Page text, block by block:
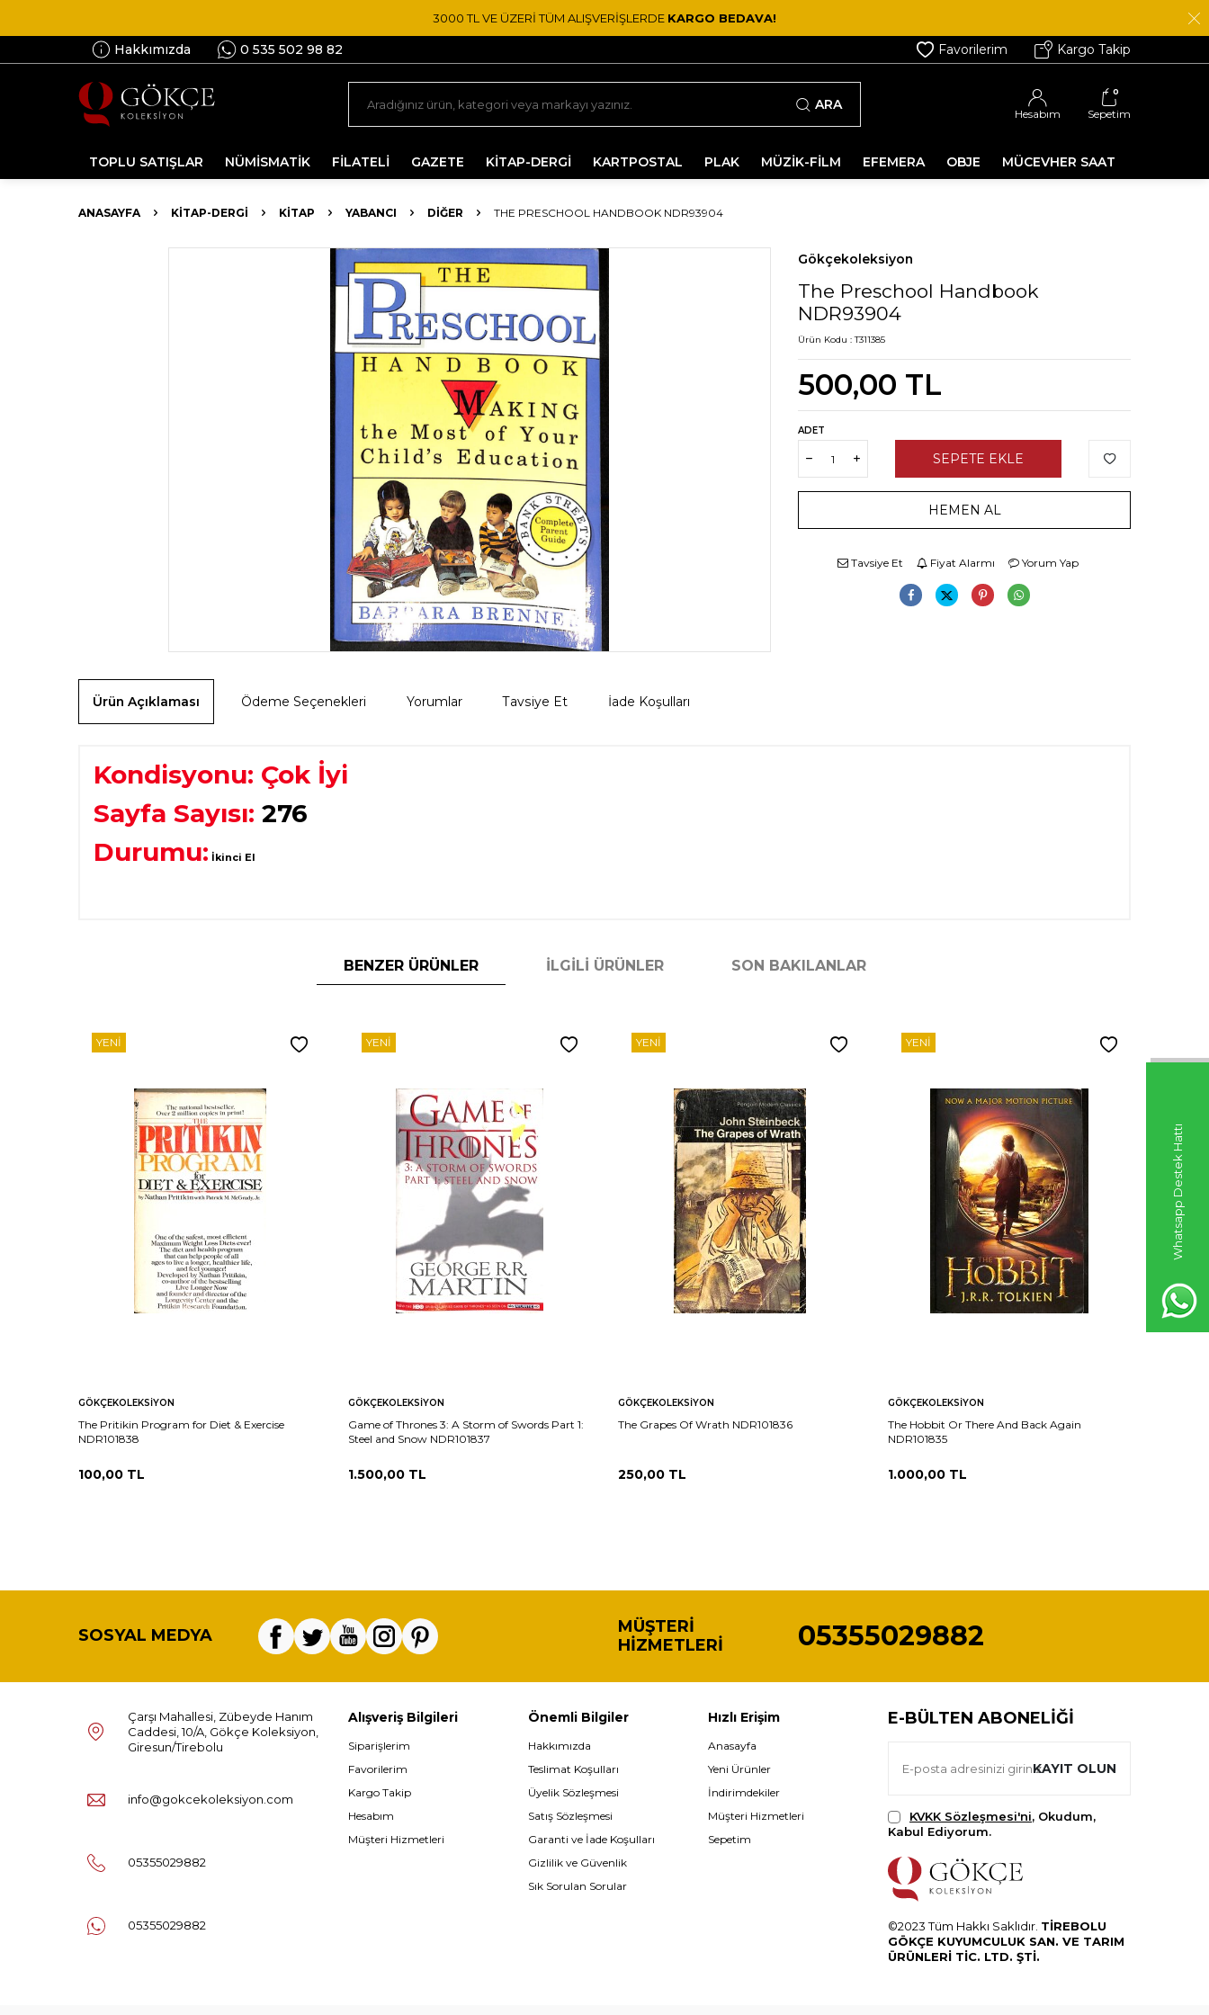
Whatsapp Destek Hattı
3000 TL VE ÜZERİ TÜM ALIŞVERİŞLERDE KARGO BEDAVA!
Hakkımızda 0 535 502 98 82 Favorilerim Kargo Takip
ARA
Hesabım
0
Sepetim
TOPLU SATIŞLAR NÜMİSMATİK FİLATELİ GAZETE KİTAP-DERGİ KARTPOSTAL PLAK MÜZİK-FİLM EFEMERA OBJE MÜCEVHER SAAT
ANASAYFA KİTAP-DERGİ KITAP YABANCI DIĞER THE PRESCHOOL HANDBOOK NDR93904
Gökçekoleksiyon
The Preschool Handbook
NDR93904
Ürün Kodu :T311385
500,00 TL
ADET
SEPETE EKLE
HEMEN AL
Tavsiye Et Fiyat Alarmı Yorum Yap
Ürün Açıklaması Ödeme Seçenekleri Yorumlar Tavsiye Et İade Koşulları
Kondisyonu: Çok İyi
Sayfa Sayısı: 276
Durumu: İkinci El
BENZER ÜRÜNLER İLGILI ÜRÜNLER SON BAKILANLAR
YENI
GÖKÇEKOLEKSIYON
The Pritikin Program for Diet & Exercise
NDR101838
100,00 TL
YENI
GÖKÇEKOLEKSIYON
Game of Thrones 3: A Storm of Swords Part 1:
Steel and Snow NDR101837
1.500,00 TL
YENI
GÖKÇEKOLEKSIYON
The Grapes Of Wrath NDR101836
250,00 TL
YENI
GÖKÇEKOLEKSIYON
The Hobbit Or There And Back Again
NDR101835
1.000,00 TL
SOSYAL MEDYA
MÜŞTERI
HIZMETLERI
05355029882
Çarşı Mahallesi, Zübeyde Hanım
Caddesi, 10/A, Gökçe Koleksiyon,
Giresun/Tirebolu
info@gokcekoleksiyon.com
05355029882
05355029882
Alışveriş Bilgileri
Siparişlerim
Favorilerim
Kargo Takip
Hesabım
Müşteri Hizmetleri
Önemli Bilgiler
Hakkımızda
Teslimat Koşulları
Üyelik Sözleşmesi
Satış Sözleşmesi
Garanti ve İade Koşulları
Gizlilik ve Güvenlik
Sık Sorulan Sorular
Hızlı Erişim
Anasayfa
Yeni Ürünler
İndirimdekiler
Müşteri Hizmetleri
Sepetim
E-BÜLTEN ABONELIĞI
KAYIT OLUN
KVKK Sözleşmesi'ni, Okudum,
Kabul Ediyorum.
©2023 Tüm Hakkı Saklıdır. TİREBOLU
GÖKÇE KUYUMCULUK SAN. VE TARIM
ÜRÜNLERİ TİC. LTD. ŞTİ.